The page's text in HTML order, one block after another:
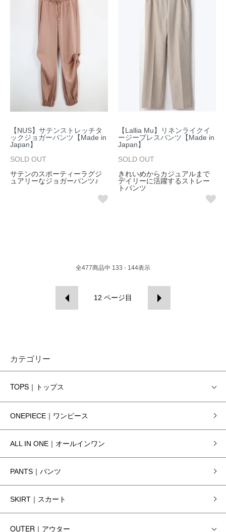
【NUS】サテンストレッチタ
ックジョガーパンツ【Made in
Japan】
SOLD OUT
サテンのスポーティーラグジ
ュアリーなジョガーパンツ♪
【Lallia Mu】リネンライクイ
ージープレスパンツ【Made in
Japan】
SOLD OUT
きれいめからカジュアルまで
デイリーに活躍するストレー
トパンツ
全477商品中 133 - 144表示
12 ページ目
カテゴリー
TOPS｜トップス
ONEPIECE｜ワンピース
ALL IN ONE｜オールインワン
PANTS｜パンツ
SKIRT｜スカート
OUTER｜アウター